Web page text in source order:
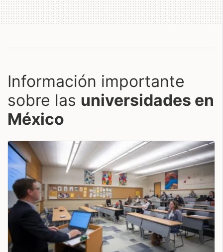
Información importante
sobre las universidades en
México